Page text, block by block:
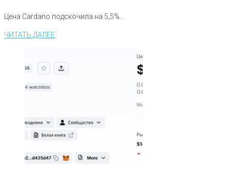
Цена Cardano подскочила на 5,5%...
ЧИТАТЬ ДАЛЕЕ